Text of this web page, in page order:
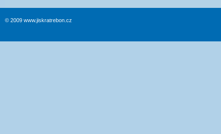
© 2009 www.jiskratrebon.cz